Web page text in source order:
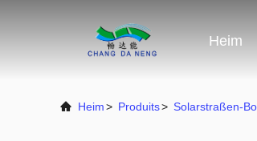
Heim
Heim> Produits> Solarstraßen-